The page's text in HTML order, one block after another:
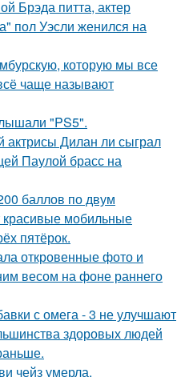
Брэда питта, актер
пол Уэсли женился на
которую мы все
чаще называют
"PS5".
Дилан ли сыграл
Паулой брасс на
баллов по двум
мобильные
пятёрок.
откровенные фото и
весом на фоне раннего
с омега - 3 не улучшают
здоровых людей
чейз умерла.